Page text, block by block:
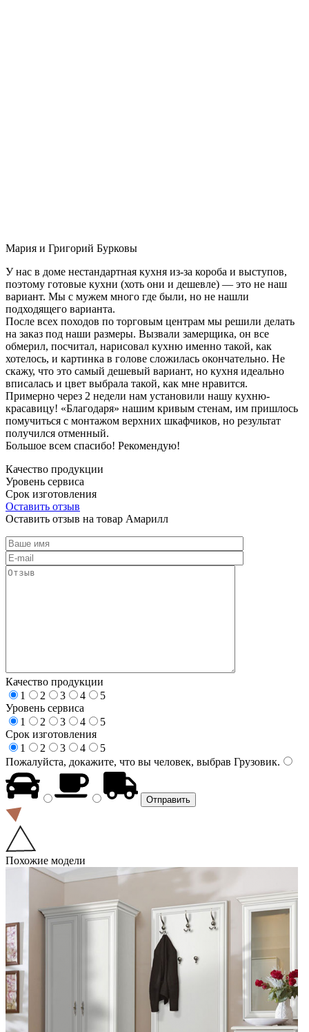
Мария и Григорий Бурковы
У нас в доме нестандартная кухня из-за короба и выступов,
поэтому готовые кухни (хоть они и дешевле) — это не наш
вариант. Мы с мужем много где были, но не нашли
подходящего варианта.
После всех походов по торговым центрам мы решили делать
на заказ под наши размеры. Вызвали замерщика, он все
обмерил, посчитал, нарисовал кухню именно такой, как
хотелось, и картинка в голове сложилась окончательно. Не
скажу, что это самый дешевый вариант, но кухня идеально
вписалась и цвет выбрала такой, как мне нравится.
Примерно через 2 недели нам установили нашу кухню-
красавицу! «Благодаря» нашим кривым стенам, им пришлось
помучиться с монтажом верхних шкафчиков, но результат
получился отменный.
Большое всем спасибо! Рекомендую!
Качество продукции
Уровень сервиса
Срок изготовления
Оставить отзыв
Оставить отзыв на товар Амарилл
Качество продукции
1
2 3 4
5
Уровень сервиса
1
2 3 4
5
Срок изготовления
1
2 3 4
5
Пожалуйста, докажите, что вы человек, выбрав Грузовик.
Похожие модели